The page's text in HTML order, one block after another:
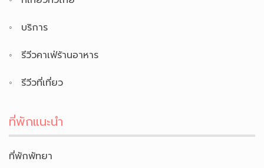
บริการ
รีวีวคาเฟ่ร้านอาหาร
รีวีวที่เที่ยว
ที่พักแนะนำ
ที่พักพัทยา